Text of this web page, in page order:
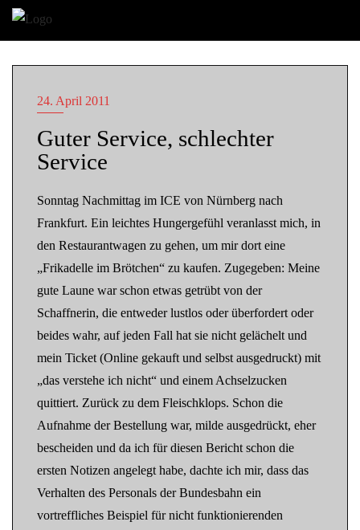
24. April 2011
Guter Service, schlechter
Service
Sonntag Nachmittag im ICE von Nürnberg nach
Frankfurt. Ein leichtes Hungergefühl veranlasst mich, in
den Restaurantwagen zu gehen, um mir dort eine
„Frikadelle im Brötchen“ zu kaufen. Zugegeben: Meine
gute Laune war schon etwas getrübt von der
Schaffnerin, die entweder lustlos oder überfordert oder
beides wahr, auf jeden Fall hat sie nicht gelächelt und
mein Ticket (Online gekauft und selbst ausgedruckt) mit
„das verstehe ich nicht“ und einem Achselzucken
quittiert. Zurück zu dem Fleischklops. Schon die
Aufnahme der Bestellung war, milde ausgedrückt, eher
bescheiden und da ich für diesen Bericht schon die
ersten Notizen angelegt habe, dachte ich mir, dass das
Verhalten des Personals der Bundesbahn ein
vortreffliches Beispiel für nicht funktionierenden